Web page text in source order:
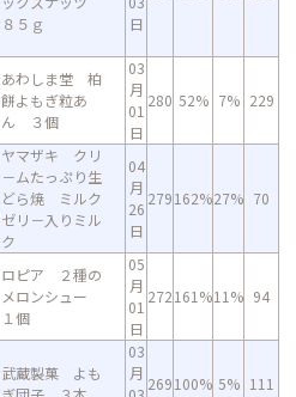
８５ｇ
日
あわしま堂 柏
餅よもぎ粒あ
ん ３個
03
月
01
日
280 52% 7% 229
ヤマザキ クリ
－ムたっぷり生
どら焼 ミルク
ゼリ－入りミル
ク
04
月
26
日
279162%27% 70
ロピア ２種の
メロンシュー
１個
05
月
01
日
272161%11% 94
武蔵製菓 よも
03
月
269100% 5% 111